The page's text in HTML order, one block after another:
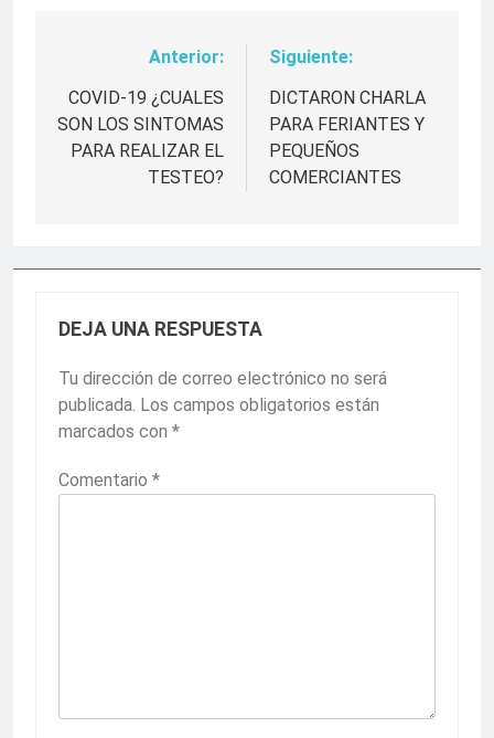
Navegación
de
entradas
Anterior:
COVID-19 ¿CUALES
SON LOS SINTOMAS
PARA REALIZAR EL
TESTEO?
Siguiente:
DICTARON CHARLA
PARA FERIANTES Y
PEQUEÑOS
COMERCIANTES
DEJA UNA RESPUESTA
Tu dirección de correo electrónico no será
publicada. Los campos obligatorios están
marcados con *
Comentario *